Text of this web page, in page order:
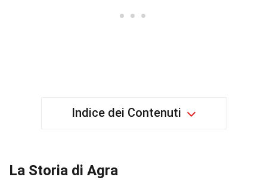
Indice dei Contenuti
La Storia di Agra